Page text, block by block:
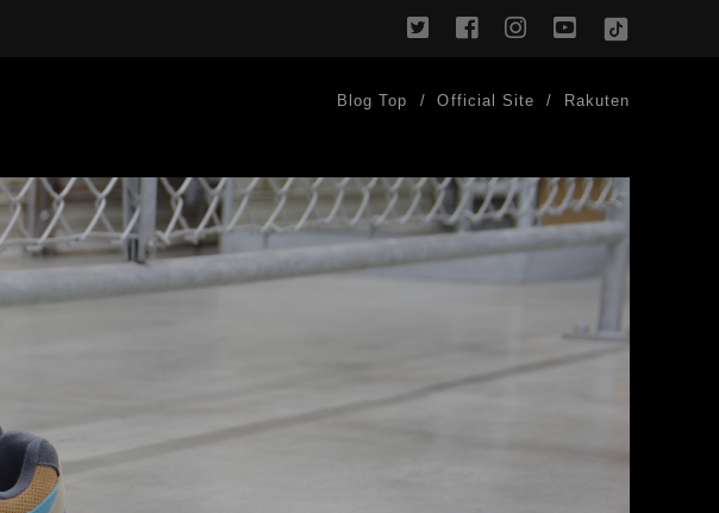
twitterfacebookinstagram
youtube
TikTok
Blog Top Official Site Rakuten